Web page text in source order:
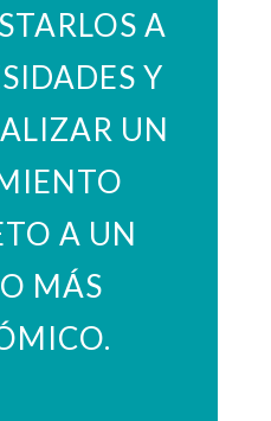
A
Y
UN
A UN
MÁS